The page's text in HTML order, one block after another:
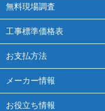
無料現場調査
工事標準価格表
お支払方法
メーカー情報
お役立ち情報